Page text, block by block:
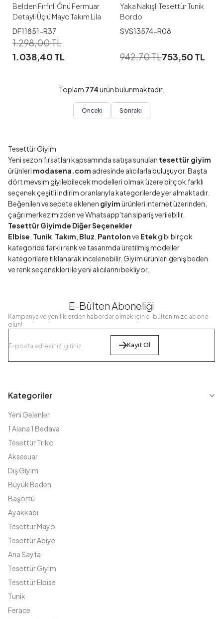
Belden Fırfırlı Önü Fermuar
Detaylı Üçlü Mayo Takım Lila
DF11851-R37
1.298,00TL
1.038,40 TL
Yaka Nakışlı Tesettür Tunik
Bordo
SVS13574-R08
942,70TL753,50 TL
Toplam 774ürün bulunmaktadır.
Önceki Sonraki
Tesettür Giyim
Yeni sezon fırsatları kapsamında satışa sunulan tesettür giyim
ürünleri modasena.com adresinde alıcılarla buluşuyor. Başta
dört mevsim giyilebilecek modelleri olmak üzere birçok farklı
seçenek çeşitli indirim oranlarıyla kategorilerde yer almaktadır.
Beğenilen ve sepete eklenen giyimürünleri internet üzerinden,
çağrı merkezimizden ve Whatsapp'tan sipariş verilebilir.
Tesettür Giyimde Diğer Seçenekler
Elbise Tunik Takım Bluz Pantolonve Etekgibi birçok
kategoride farklı renk ve tasarımda üretilmiş modeller
kategorilere tıklanarak incelenebilir. Giyim ürünleri geniş beden
ve renk seçenekleri ile yeni alıcılarını bekliyor.
E-Bülten Aboneliği
Kampanya ve yeniliklerden haberdar olmak için e-bültenimize abone
olun!
Kayıt Ol
Kategoriler
Yeni Gelenler
1 Alana 1 Bedava
Tesettür Triko
Aksesuar
Dış Giyim
Büyük Beden
Başörtü
Ayakkabı
Tesettür Mayo
Tesettür Abiye
Ana Sayfa
Tesettür Giyim
Tesettür Elbise
Tunik
Ferace